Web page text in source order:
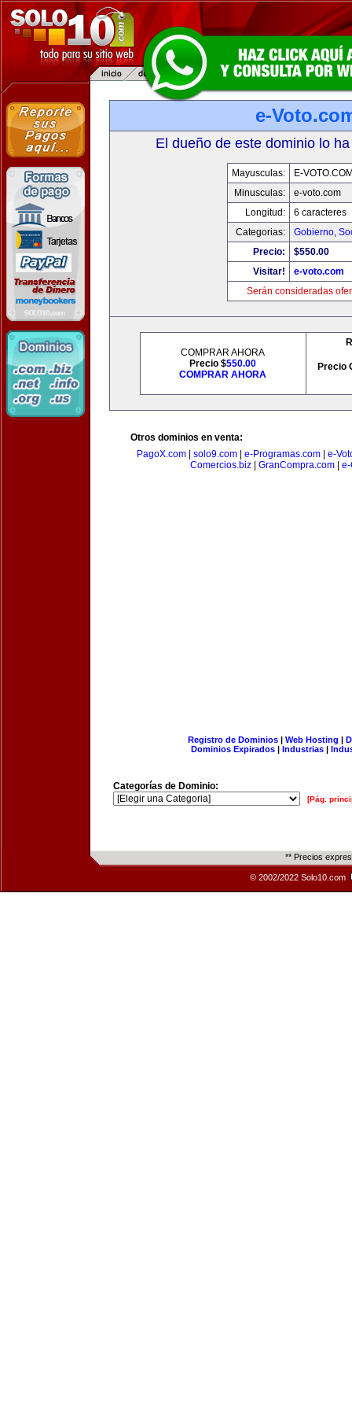
e-
El dueño de este dominio lo
Mayusculas:
E-
Minusculas:
e-voto.com
Longitud:
6 caracteres
Categorias:
Gobierno,
Precio:
$550.00
Visitar!
e-voto.com
Serán consideradas
COMPRAR AHORA
Precio $550.00
COMPRAR AHORA
Precio
Otros dominios en venta:
PagoX.com
solo9.com e-Programas.com
e-
Comercios.biz| GranCompra.com| e-
Registro de Dominios| Web Hosting |
Dominios Expirados | Industrias |
Categorías de Dominio:
[Pág.
** Precios
© 2002/2022 Solo10.com